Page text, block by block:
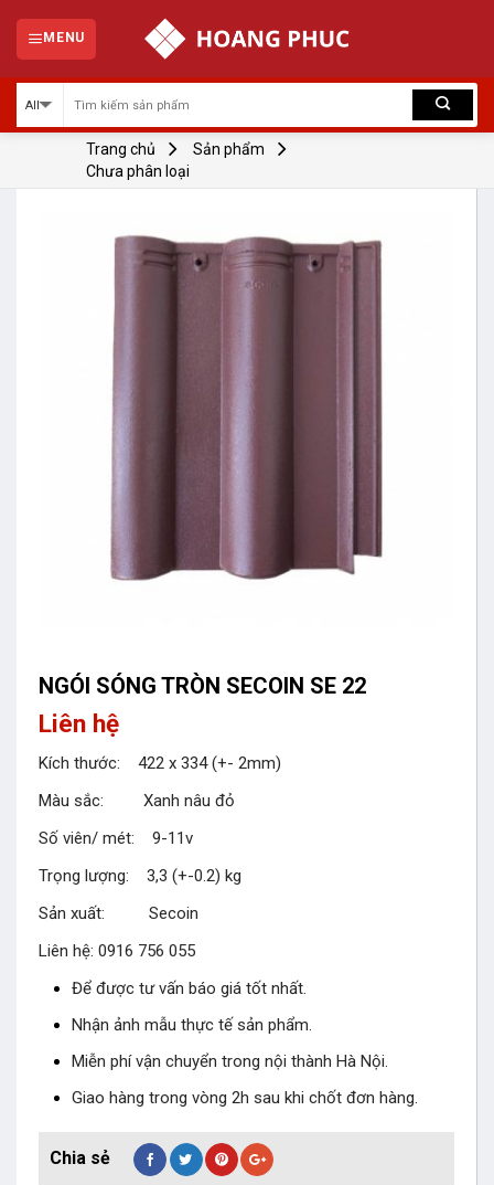
content
MENU
Trang chủ
Sản phẩm
Chưa phân loại
NGÓI SÓNG TRÒN SECOIN SE 22
Liên hệ
Kích thước: 422 x 334 (+- 2mm)
Màu sắc: Xanh nâu đỏ
Số viên/ mét: 9-11v
Trọng lượng: 3,3 (+-0.2) kg
Sản xuất: Secoin
Liên hệ: 0916 756 055
Để được tư vấn báo giá tốt nhất.
Nhận ảnh mẫu thực tế sản phẩm.
Miễn phí vận chuyển trong nội thành Hà Nội.
Giao hàng trong vòng 2h sau khi chốt đơn hàng.